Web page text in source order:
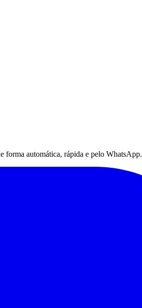
forma automática, rápida e pelo WhatsApp.